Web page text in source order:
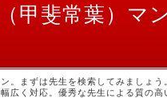
甲斐常葉）マ
。まずは先生を検索してみましょ
広く対応。優秀な先生による質の